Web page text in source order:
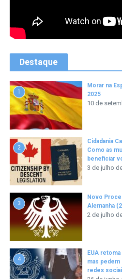
Destaque
1
Morar na
2025
10 de
2
Cidadania
Como as
beneficiar
3 de julho
3
Novo
Alemanha
2 de julho
4
EUA
mas pedem
redes